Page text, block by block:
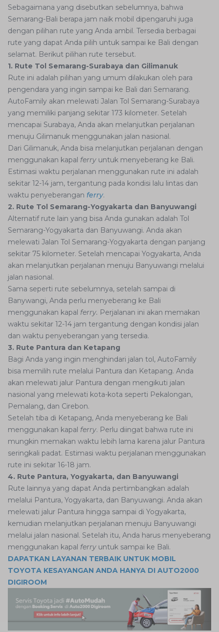
Sebagaimana yang disebutkan sebelumnya, bahwa
Semarang-Bali berapa jam naik mobil dipengaruhi juga
dengan pilihan rute yang Anda ambil. Tersedia berbagai
rute yang dapat Anda pilih untuk sampai ke Bali dengan
selamat. Berikut pilihan rute tersebut.
1. Rute Tol Semarang-Surabaya dan Gilimanuk
Rute ini adalah pilihan yang umum dilakukan oleh para
pengendara yang ingin sampai ke Bali dari Semarang.
AutoFamily akan melewati Jalan Tol Semarang-Surabaya
yang memiliki panjang sekitar 173 kilometer. Setelah
mencapai Surabaya, Anda akan melanjutkan perjalanan
menuju Gilimanuk menggunakan jalan nasional.
Dari Gilimanuk, Anda bisa melanjutkan perjalanan dengan
menggunakan kapal ferry untuk menyeberang ke Bali.
Estimasi waktu perjalanan menggunakan rute ini adalah
sekitar 12-14 jam, tergantung pada kondisi lalu lintas dan
waktu penyeberangan ferry.
2. Rute Tol Semarang-Yogyakarta dan Banyuwangi
Alternatif rute lain yang bisa Anda gunakan adalah Tol
Semarang-Yogyakarta dan Banyuwangi. Anda akan
melewati Jalan Tol Semarang-Yogyakarta dengan panjang
sekitar 75 kilometer. Setelah mencapai Yogyakarta, Anda
akan melanjutkan perjalanan menuju Banyuwangi melalui
jalan nasional.
Sama seperti rute sebelumnya, setelah sampai di
Banywangi, Anda perlu menyeberang ke Bali
menggunakan kapal ferry. Perjalanan ini akan memakan
waktu sekitar 12-14 jam tergantung dengan kondisi jalan
dan waktu penyeberangan yang tersedia.
3. Rute Pantura dan Ketapang
Bagi Anda yang ingin menghindari jalan tol, AutoFamily
bisa memilih rute melalui Pantura dan Ketapang. Anda
akan melewati jalur Pantura dengan mengikuti jalan
nasional yang melewati kota-kota seperti Pekalongan,
Pemalang, dan Cirebon.
Setelah tiba di Ketapang, Anda menyeberang ke Bali
menggunakan kapal ferry. Perlu diingat bahwa rute ini
mungkin memakan waktu lebih lama karena jalur Pantura
seringkali padat. Estimasi waktu perjalanan menggunakan
rute ini sekitar 16-18 jam.
4. Rute Pantura, Yogyakarta, dan Banyuwangi
Rute lainnya yang dapat Anda pertimbangkan adalah
melalui Pantura, Yogyakarta, dan Banyuwangi. Anda akan
melewati jalur Pantura hingga sampai di Yogyakarta,
kemudian melanjutkan perjalanan menuju Banyuwangi
melalui jalan nasional. Setelah itu, Anda harus menyeberang
menggunakan kapal ferry untuk sampai ke Bali.
DAPATKAN LAYANAN TERBAIK UNTUK MOBIL
TOYOTA KESAYANGAN ANDA HANYA DI AUTO2000
DIGIROOM